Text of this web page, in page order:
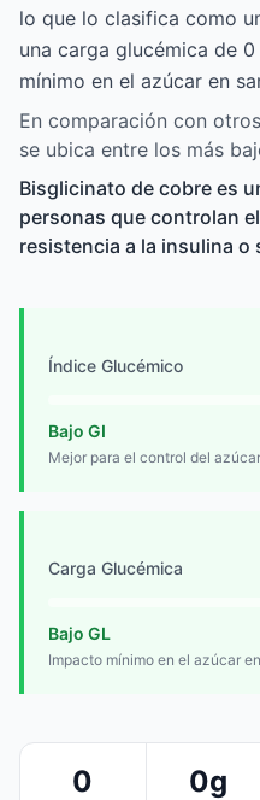
lo que lo clasifica como
una carga glucémica de
mínimo en el azúcar en
En comparación con
se ubica entre los más
Bisglicinato de cobre es
personas que controlan
resistencia a la insulina o
Índice Glucémico
Bajo GI
Mejor para el control del
Carga Glucémica
Bajo GL
Impacto mínimo en el azúcar
0 0g